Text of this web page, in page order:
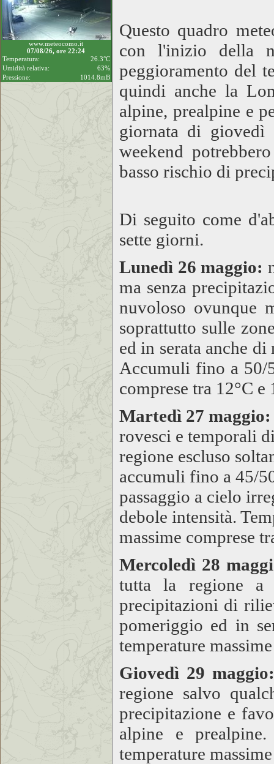
www.meteocomo.it
07/08/26, ore 22:24
Temperatura:
26.3°C
Umidità relativa:
63%
Pressione:
1014.8mB
Questo quadro
con l'inizio della
peggioramento del
quindi anche la
alpine, prealpine e
giornata di giovedì
weekend
basso rischio di
Di seguito come
sette giorni.
Lunedì 26 maggio:
ma senza
nuvoloso ovunque
soprattutto sulle
ed in serata anche
Accumuli fino a 50/
comprese tra 12°C e
Martedì 27
rovesci e temporali
regione escluso
accumuli fino a 45/
passaggio a cielo
debole intensità.
massime comprese
Mercoledì 28
tutta la regione a
precipitazioni di
pomeriggio ed in
temperature
Giovedì 29
regione salvo
precipitazione e
alpine e
temperature